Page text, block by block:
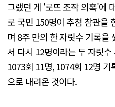
그랬던 게 '로또 조작 의혹'에
로 국민 150명이 추첨 참관을
며 8주 만의 한 자릿수 기록을
서 다시 12명이라는 두 자릿
1073회 11명, 1074회 12명
으로 내려온 것이다.